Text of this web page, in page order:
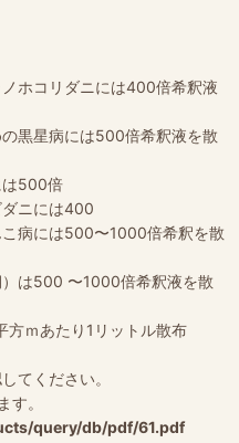
ホコリダニには400倍希釈液
黒星病には500倍希釈液を散
は500倍
ダニには400
こ病には500〜1000倍希釈を散
）は500 〜1000倍希釈液を散
方ｍあたり1リットル散布
てください。
す。
query/db/pdf/61.pdf